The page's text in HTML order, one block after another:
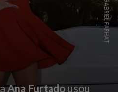
Ana Furtadousou
GABRIEL FARHAT